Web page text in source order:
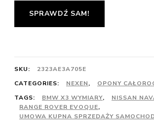
SPRAWDŹ SAM!
SKU:
2323AE3A705E
CATEGORIES:
NEXEN,
OPONY
TAGS:
BMW X3 WYMIARY, NISSAN
RANGE ROVER EVOQUE,
UMOWA KUPNA SPRZEDAŻY